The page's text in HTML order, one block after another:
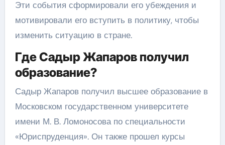
Эти события сформировали его убеждения и
мотивировали его вступить в политику, чтобы
изменить ситуацию в стране.
Где Садыр Жапаров получил
образование?
Садыр Жапаров получил высшее образование в
Московском государственном университете
имени М. В. Ломоносова по специальности
«Юриспруденция». Он также прошел курсы